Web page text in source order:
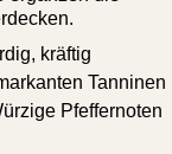
kräftig
Tanninen
Pfeffernoten